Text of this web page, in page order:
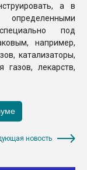
а в
под
например,
катализаторы,
газов, лекарств,
новость